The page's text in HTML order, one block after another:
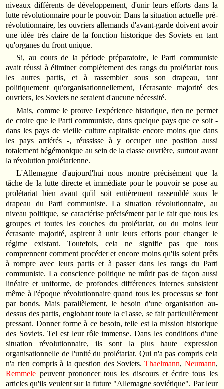
niveaux différents de développement, d'unir leurs efforts dans la
lutte révolutionnaire pour le pouvoir. Dans la situation actuelle pré-
révolutionnaire, les ouvriers allemands d'avant-garde doivent avoir
une idée très claire de la fonction historique des Soviets en tant
qu'organes du front unique.
Si, au cours de la période préparatoire, le Parti communiste
avait réussi à éliminer complètement des rangs du prolétariat tous
les autres partis, et à rassembler sous son drapeau, tant
politiquement qu'organisationnellement, l'écrasante majorité des
ouvriers, les Soviets ne seraient d'aucune nécessité.
Mais, comme le prouve l'expérience historique, rien ne permet
de croire que le Parti communiste, dans quelque pays que ce soit -
dans les pays de vieille culture capitaliste encore moins que dans
les pays arriérés -, réussisse à y occuper une position aussi
totalement hégémonique au sein de la classe ouvrière, surtout avant
la révolution prolétarienne.
L'Allemagne d'aujourd'hui nous montre précisément que la
tâche de la lutte directe et immédiate pour le pouvoir se pose au
prolétariat bien avant qu'il soit entièrement rassemblé sous le
drapeau du Parti communiste. La situation révolutionnaire, au
niveau politique, se caractérise précisément par le fait que tous les
groupes et toutes les couches du prolétariat, ou du moins leur
écrasante majorité, aspirent à unir leurs efforts pour changer le
régime existant. Toutefois, cela ne signifie pas que tous
comprennent comment procéder et encore moins qu'ils soient prêts
à rompre avec leurs partis et à passer dans les rangs du Parti
communiste. La conscience politique ne mûrit pas de façon aussi
linéaire et uniforme, de profondes différences internes subsistent
même à l'époque révolutionnaire quand tous les processus se font
par bonds. Mais parallèlement, le besoin d'une organisation au-
dessus des partis, englobant toute la c1asse, se fait particulièrement
pressant. Donner forme à ce besoin, telle est la mission historique
des Soviets. Tel est leur rôle immense. Dans les conditions d'une
situation révolutionnaire, ils sont la plus haute expression
organisationnelle de l'unité du prolétariat. Qui n'a pas compris cela
n'a rien compris à la question des Soviets.Thaelmann, Neumann,
Remmele peuvent prononcer tous les discours et écrire tous les
articles qu'ils veulent sur la future "Allemagne soviétique". Par leur